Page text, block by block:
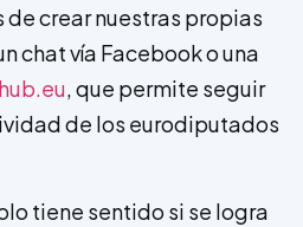
crear nuestras propias
chat vía Facebook o una
, que permite seguir
de los eurodiputados
tiene sentido si se logra